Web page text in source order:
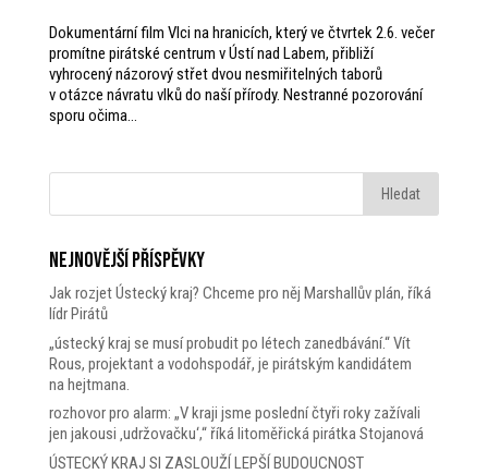
Dokumentární film Vlci na hranicích, který ve čtvrtek 2.6. večer
promítne pirátské centrum v Ústí nad Labem, přibliží
vyhrocený názorový střet dvou nesmiřitelných taborů
v otázce návratu vlků do naší přírody. Nestranné pozorování
sporu očima...
Nejnovější příspěvky
Jak rozjet Ústecký kraj? Chceme pro něj Marshallův plán, říká
lídr Pirátů
„ústecký kraj se musí probudit po létech zanedbávání.“ Vít
Rous, projektant a vodohspodář, je pirátským kandidátem
na hejtmana.
rozhovor pro alarm: „V kraji jsme poslední čtyři roky zažívali
jen jakousi ‚udržovačku‘,“ říká litoměřická pirátka Stojanová
ÚSTECKÝ KRAJ SI ZASLOUŽÍ LEPŠÍ BUDOUCNOST